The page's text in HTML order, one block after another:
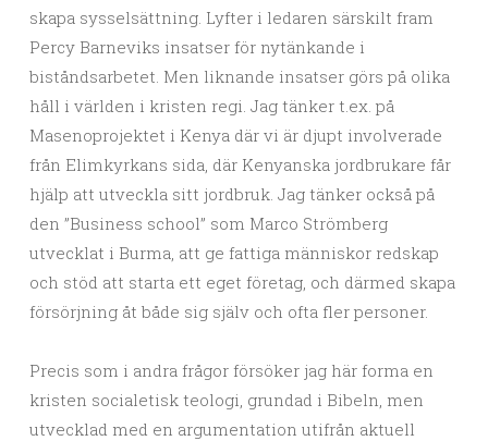
skapa sysselsättning. Lyfter i ledaren särskilt fram
Percy Barneviks insatser för nytänkande i
biståndsarbetet. Men liknande insatser görs på olika
håll i världen i kristen regi. Jag tänker t.ex. på
Masenoprojektet i Kenya där vi är djupt involverade
från Elimkyrkans sida, där Kenyanska jordbrukare får
hjälp att utveckla sitt jordbruk. Jag tänker också på
den ”Business school” som Marco Strömberg
utvecklat i Burma, att ge fattiga människor redskap
och stöd att starta ett eget företag, och därmed skapa
försörjning åt både sig själv och ofta fler personer.
Precis som i andra frågor försöker jag här forma en
kristen socialetisk teologi, grundad i Bibeln, men
utvecklad med en argumentation utifrån aktuell